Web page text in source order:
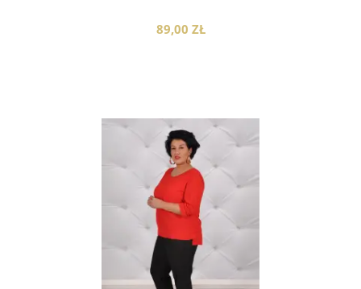
89,00 ZŁ
do koszyka